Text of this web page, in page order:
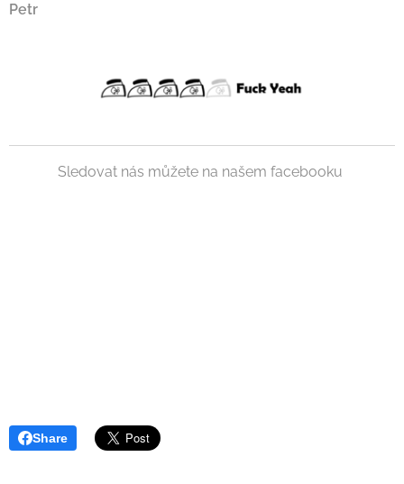
Petr
Sledovat nás můžete na našem facebooku
Share